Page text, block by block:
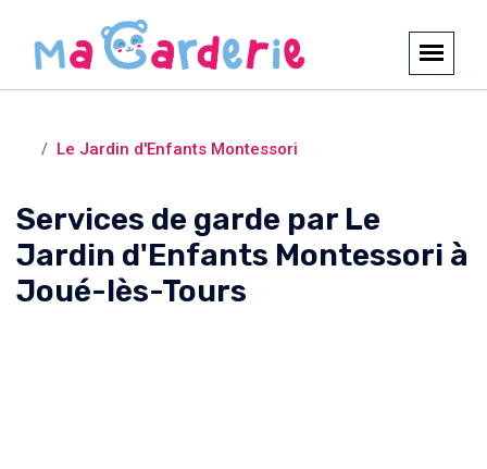
Le Jardin d'Enfants Montessori
Services de garde par Le
Jardin d'Enfants Montessori à
Joué-lès-Tours